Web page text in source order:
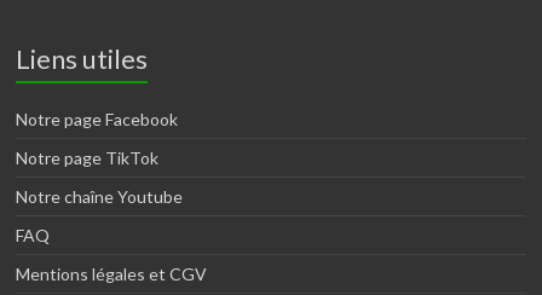
Liens utiles
Notre page Facebook
Notre page TikTok
Notre chaîne Youtube
FAQ
Mentions légales et CGV